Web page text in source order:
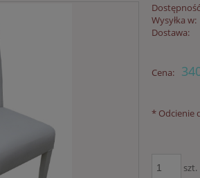
Wysyłka w:
Dostawa:
Cena:
* Odcienie
szt.